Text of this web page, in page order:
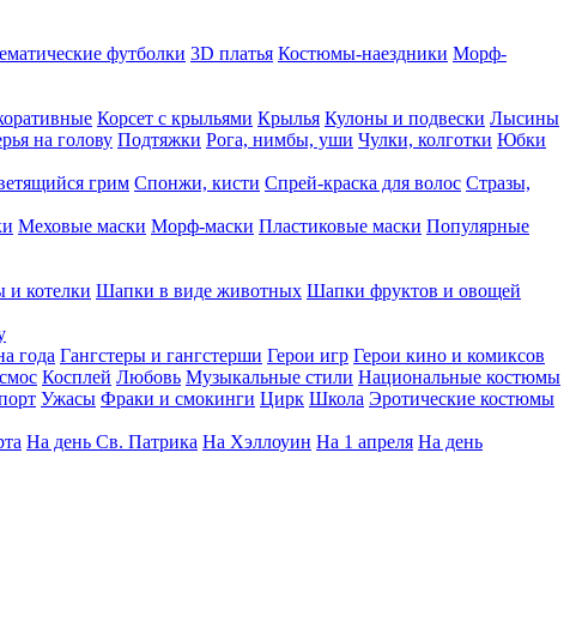
футболки 3D платья Костюмы-наездники Морф-
Корсет с крыльями Крылья Кулоны и подвески Лысины
на голову Подтяжки Рога, нимбы, уши Чулки, колготки Юбки
грим Спонжи, кисти Спрей-краска для волос Стразы,
Меховые маски Морф-маски Пластиковые маски Популярные
котелки Шапки в виде животных Шапки фруктов и овощей
года Гангстеры и гангстерши Герои игр Герои кино и комиксов
Косплей Любовь Музыкальные стили Национальные костюмы
Ужасы Фраки и смокинги Цирк Школа Эротические костюмы
На день Св. Патрика На Хэллоуин На 1 апреля На день